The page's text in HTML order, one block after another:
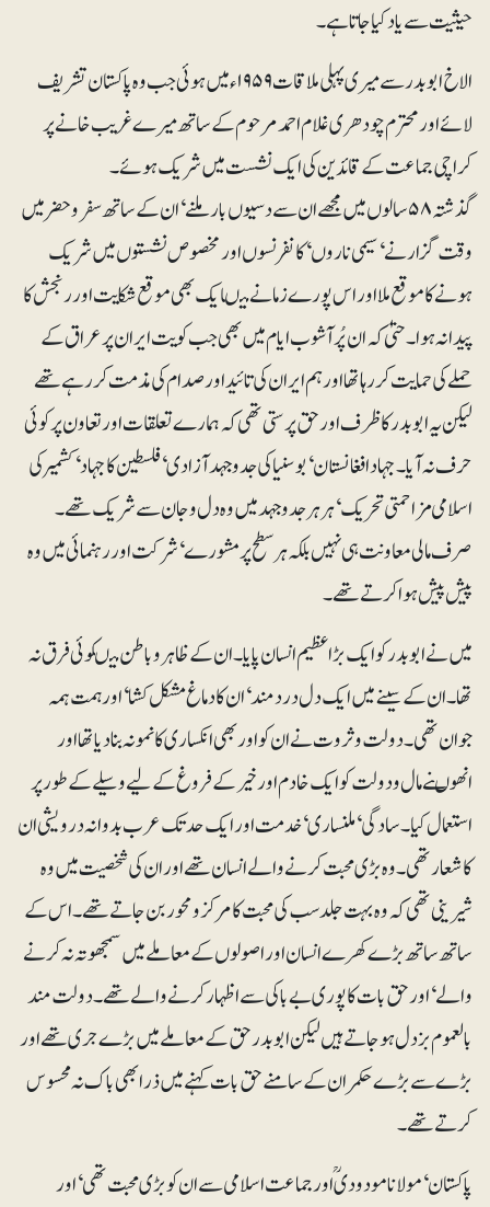
حیثیت سے یادکیا جاتا ہے۔
الاخ ابوبدر سے میری پہلی ملاقات ۱۹۵۹ء میں ہوئی جب وہ پاکستان تشریف
لائے اور محترم چودھری غلام احمد مرحوم کے ساتھ میرے غریب خانے پر
کراچی جماعت کے قائدین کی ایک نشست میں شریک ہوئے۔
گذشتہ ۵۸سالوں میں مجھے ان سے دسیوں بار ملنے‘ ان کے ساتھ سفروحضر میں
وقت گزارنے‘ سیمی ناروں‘ کانفرنسوں اور مخصوص نشستوں میں شریک
ہونے کا موقع ملا اور اس پورے زمانے میںایک بھی موقع شکایت اور رنجش کا
پیدا نہ ہوا۔ حتیٰ کہ ان پُرآشوب ایام میں بھی جب کویت ایران پر عراق کے
حملے کی حمایت کر رہا تھا اور ہم ایران کی تائید اور صدام کی مذمت کر رہے تھے
لیکن یہ ابوبدر کا ظرف اور حق پرستی تھی کہ ہمارے تعلقات اورتعاون پر کوئی
حرف نہ آیا۔ جہاد افغانستان‘ بوسنیا کی جدوجہد آزادی‘ فلسطین کا جہاد‘ کشمیر کی
اسلامی مزاحمتی تحریک‘ ہرہرجدوجہد میں وہ دل و جان سے شریک تھے۔
صرف مالی معاونت ہی نہیں بلکہ ہر سطح پر مشورے‘ شرکت اور رہنمائی میں وہ
پیش پیش ہوا کرتے تھے۔
میں نے ابوبدر کو ایک بڑاعظیم انسان پایا۔ ان کے ظاہر و باطن میںکوئی فرق نہ
تھا۔ ان کے سینے میں ایک دل دردمند‘ ان کا دماغ مشکل کشا‘اور ہمت ہمہ
جوان تھی۔ دولت و ثروت نے ان کواور بھی انکساری کا نمونہ بنا دیا تھااور
انھوںنے مال و دولت کو ایک خادم اورخیر کے فروغ کے لیے وسیلے کے طور پر
استعمال کیا۔ سادگی‘ ملنساری‘خدمت اور ایک حدتک عرب بدوانہ درویشی ان
کا شعار تھی۔ وہ بڑی محبت کرنے والے انسان تھے اور ان کی شخصیت میں وہ
شیرینی تھی کہ وہ بہت جلد سب کی محبت کامرکزو محور بن جاتے تھے۔ اس کے
ساتھ ساتھ بڑے کھرے انسان اوراصولوں کے معاملے میں سمجھوتہ نہ کرنے
والے‘ اورحق بات کا پوری بے باکی سے اظہار کرنے والے تھے۔ دولت مند
بالعموم بزدل ہوجاتے ہیں لیکن ابوبدر حق کے معاملے میں بڑے جری تھے اور
بڑے سے بڑے حکمران کے سامنے حق بات کہنے میں ذرا بھی باک نہ محسوس
کرتے تھے۔
پاکستان‘ مولانا مودودی ؒاورجماعت اسلامی سے ان کو بڑی محبت تھی‘ اور